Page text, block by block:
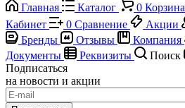
Главная
Каталог 0 Корзина
Кабинет
0 Сравнение Акции
Бренды
Отзывы Компания
Документы
Реквизиты Поиск
Подписаться
на новости и акции